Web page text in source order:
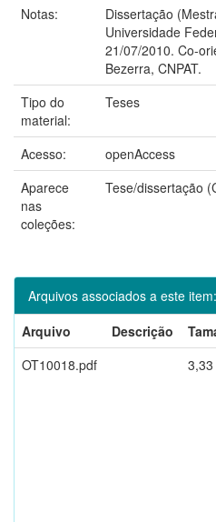
Notas:
Dissertação
Universidade
21/07/2010. Co-
Bezerra, CNPAT.
Tipo do
material:
Teses
Acesso:
openAccess
Aparece
nas
coleções:
Tese/dissertação
Arquivos associados a este item:
Arquivo
Descrição
OT10018.pdf